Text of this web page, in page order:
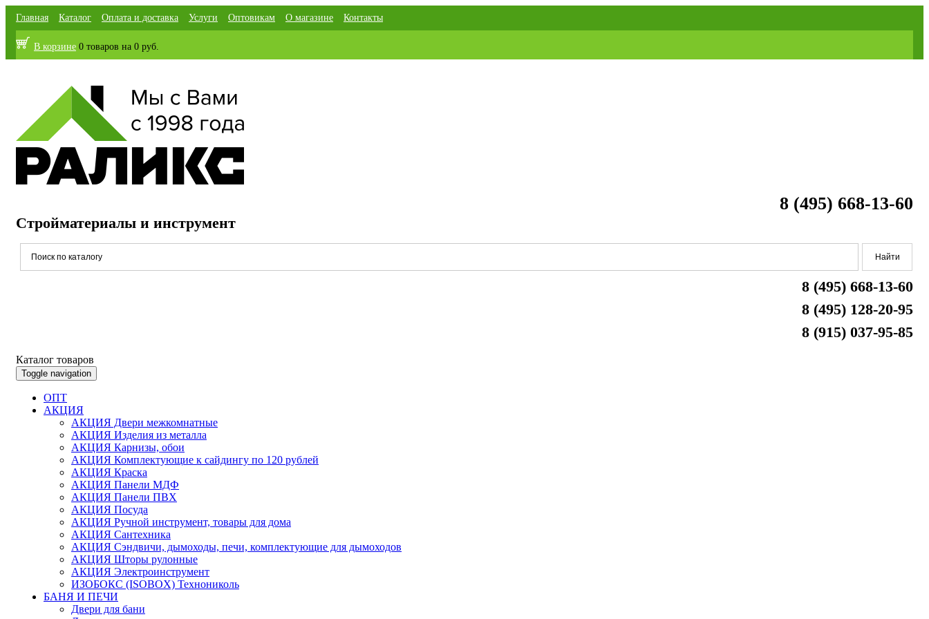
Главная Каталог Оплата и доставка Услуги Оптовикам О магазине Контакты
В корзине 0 товаров на 0 руб.
8 (495) 668-13-60
Стройматериалы и инструмент
8 (495) 668-13-60
8 (495) 128-20-95
8 (915) 037-95-85
Каталог товаров
Toggle navigation
ОПТ
АКЦИЯ
АКЦИЯ Двери межкомнатные
АКЦИЯ Изделия из металла
АКЦИЯ Карнизы, обои
АКЦИЯ Комплектующие к сайдингу по 120 рублей
АКЦИЯ Краска
АКЦИЯ Панели МДФ
АКЦИЯ Панели ПВХ
АКЦИЯ Посуда
АКЦИЯ Ручной инструмент, товары для дома
АКЦИЯ Сантехника
АКЦИЯ Сэндвичи, дымоходы, печи, комплектующие для дымоходов
АКЦИЯ Шторы рулонные
АКЦИЯ Электроинструмент
ИЗОБОКС (ISOBOX) Технониколь
БАНЯ И ПЕЧИ
Двери для бани